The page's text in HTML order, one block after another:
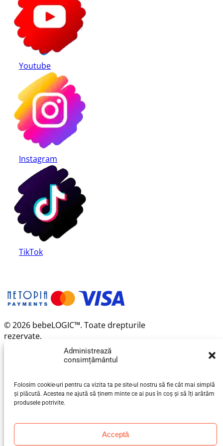
Administrează
consimțământul
Folosim cookie-uri pentru ca vizita ta pe site-ul nostru să fie cât mai simplă
și plăcută. Acestea ne ajută să ținem minte ce ai pus în coș și să îți arătăm
produsele potrivite.
Acceptă
Youtube
Instagram
TikTok
© 2026 bebeLOGIC™. Toate drepturile
rezervate.